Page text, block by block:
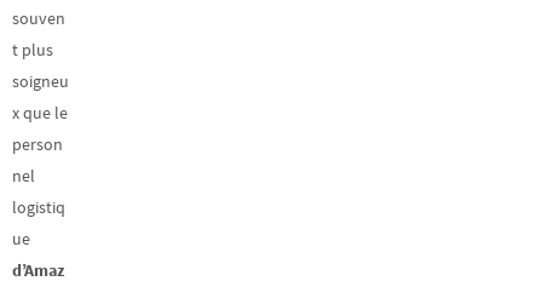
souven
t plus
soigneu
x que le
person
nel
logistiq
ue
d’Amaz